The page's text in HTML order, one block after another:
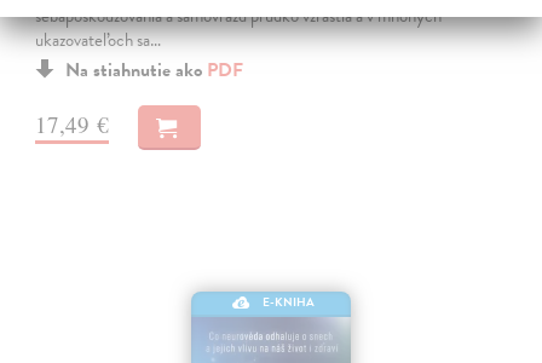
sebapoškodzovania a samovrážd prudko vzrástla a v mnohých
ukazovateľoch sa…
Na stiahnutie ako PDF
17,49 €
E-KNIHA